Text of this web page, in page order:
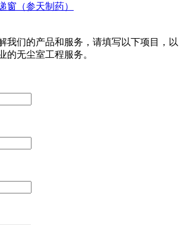
窗（参天制药）
我们的产品和服务，请填写以下项目，以
的无尘室工程服务。